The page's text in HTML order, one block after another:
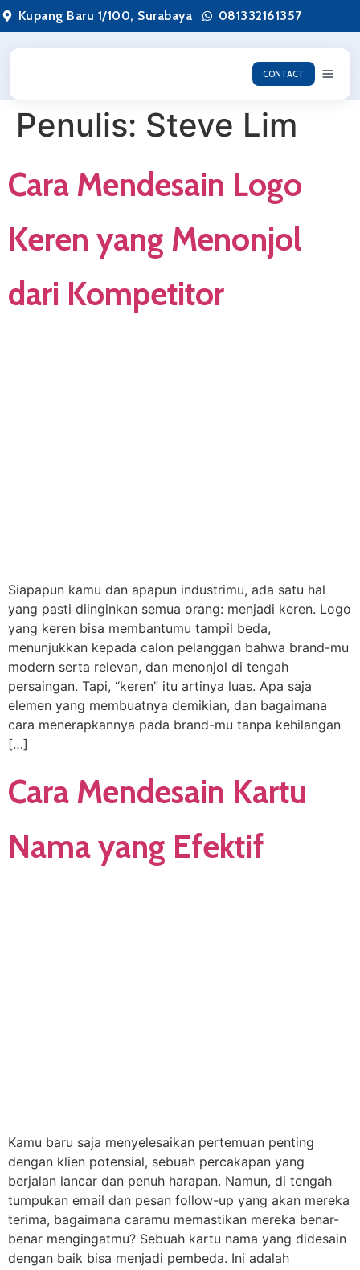
Kupang Baru 1/100, Surabaya 081332161357
CONTACT
Penulis: Steve Lim
Cara Mendesain Logo
Keren yang Menonjol
dari Kompetitor
Siapapun kamu dan apapun industrimu, ada satu hal
yang pasti diinginkan semua orang: menjadi keren. Logo
yang keren bisa membantumu tampil beda,
menunjukkan kepada calon pelanggan bahwa brand-mu
modern serta relevan, dan menonjol di tengah
persaingan. Tapi, “keren” itu artinya luas. Apa saja
elemen yang membuatnya demikian, dan bagaimana
cara menerapkannya pada brand-mu tanpa kehilangan
[…]
Cara Mendesain Kartu
Nama yang Efektif
Kamu baru saja menyelesaikan pertemuan penting
dengan klien potensial, sebuah percakapan yang
berjalan lancar dan penuh harapan. Namun, di tengah
tumpukan email dan pesan follow-up yang akan mereka
terima, bagaimana caramu memastikan mereka benar-
benar mengingatmu? Sebuah kartu nama yang didesain
dengan baik bisa menjadi pembeda. Ini adalah